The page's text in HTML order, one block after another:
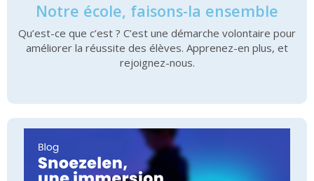
Notre école, faisons-la ensemble
Qu’est-ce que c’est ? C’est une démarche volontaire pour
améliorer la réussite des élèves. Apprenez-en plus, et
rejoignez-nous.